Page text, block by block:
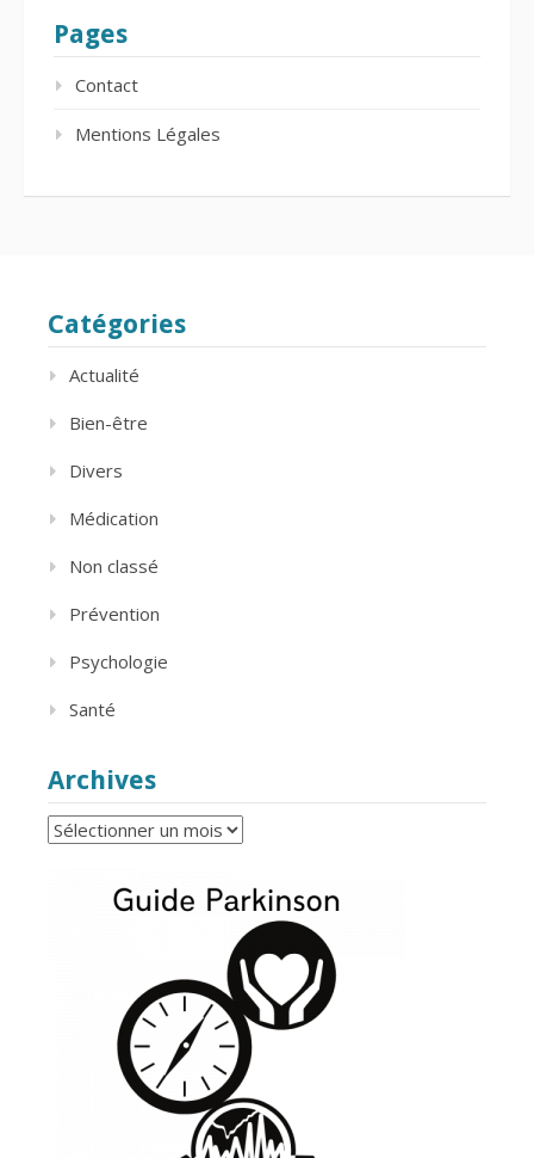
Pages
Contact
Mentions Légales
Catégories
Actualité
Bien-être
Divers
Médication
Non classé
Prévention
Psychologie
Santé
Archives
Archives